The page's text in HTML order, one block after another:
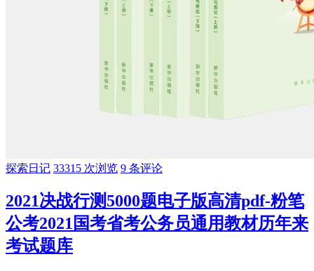
探索日记 33315 次浏览 9 条评论
2021决战行测5000题电子版高清pdf-粉笔
公考2021国考省考公务员通用教材历年来
考试题库